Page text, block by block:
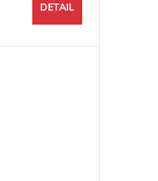
DETAIL